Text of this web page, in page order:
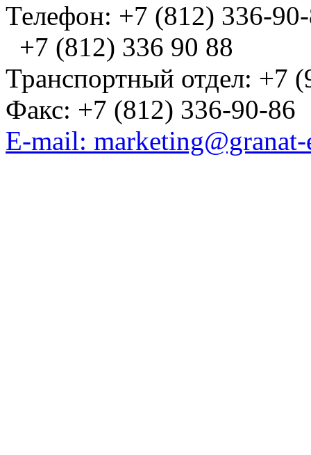
Телефон: +7 (812) 336-
+7 (812) 336 90 88
Транспортный отдел: +7
Факс: +7 (812) 336-90-86
E-mail: